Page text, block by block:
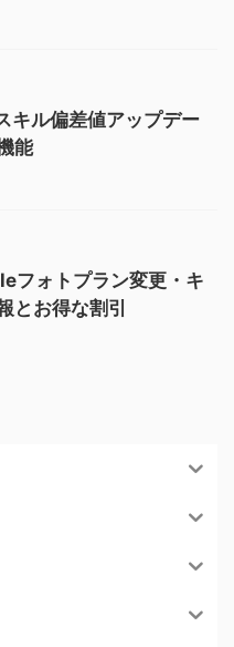
ル偏差値アップデー
能
フォトプラン変更・キ
とお得な割引